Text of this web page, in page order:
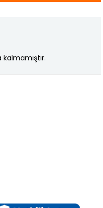
kalmamıştır.